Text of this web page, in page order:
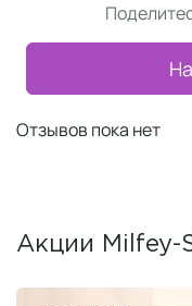
Отзывов пока нет
Акции Milfey-